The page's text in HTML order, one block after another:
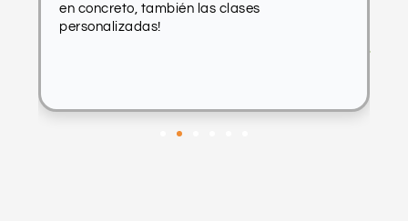
en concreto, también las clases
personalizadas!